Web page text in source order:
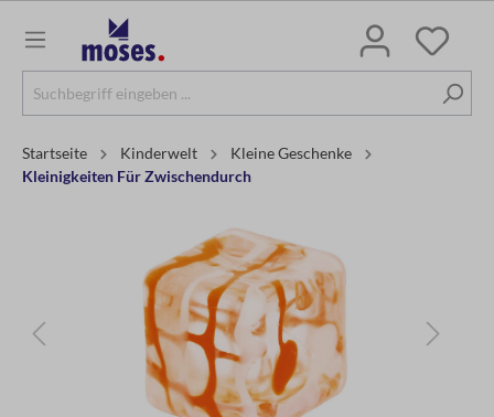
Startseite Kinderwelt
Kleine Geschenke
Kleinigkeiten Für Zwischendurch